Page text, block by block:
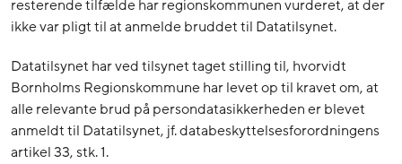
resterende tilfælde har regionskommunen vurderet, at der
ikke var pligt til at anmelde bruddet til Datatilsynet.
Datatilsynet har ved tilsynet taget stilling til, hvorvidt
Bornholms Regionskommune har levet op til kravet om, at
alle relevante brud på persondatasikkerheden er blevet
anmeldt til Datatilsynet, jf. databeskyttelsesforordningens
artikel 33, stk. 1.